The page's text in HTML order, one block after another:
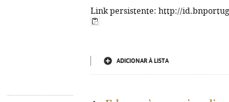
Link persistente: http://
ADICIONAR À LISTA